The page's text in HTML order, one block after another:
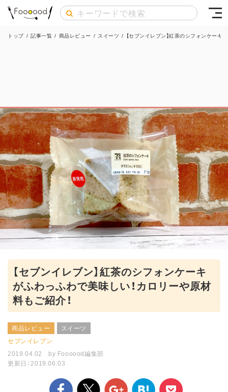
トップ / 記事一覧 / 商品レビュー / スイーツ / 【セブンイレブン】紅茶のシフォンケーキ
【セブンイレブン】紅茶のシフォンケーキ
がふわっふわで美味しい！カロリーや原材
料もご紹介！
商品レビュー
スイーツ
セブンイレブン
2019.04.02
by Foooood編集部
更新日：2019.06.03